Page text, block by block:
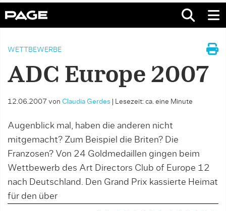
WETTBEWERBE
ADC Europe 2007
12.06.2007 von Claudia Gerdes Lesezeit: ca. eine Minute
Augenblick mal, haben die anderen nicht
mitgemacht? Zum Beispiel die Briten? Die
Franzosen? Von 24 Goldmedaillen gingen beim
Wettbewerb des Art Directors Club of Europe 12
nach Deutschland. Den Grand Prix kassierte Heimat
für den über